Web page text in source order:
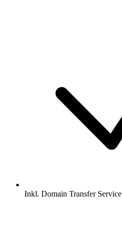
Inkl. Domain Transfer Service